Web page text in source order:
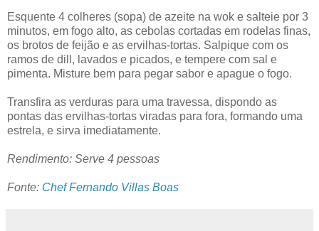
Esquente 4 colheres (sopa) de azeite na wok e salteie por 3
minutos, em fogo alto, as cebolas cortadas em rodelas finas,
os brotos de feijão e as ervilhas-tortas. Salpique com os
ramos de dill, lavados e picados, e tempere com sal e
pimenta. Misture bem para pegar sabor e apague o fogo.
Transfira as verduras para uma travessa, dispondo as
pontas das ervilhas-tortas viradas para fora, formando uma
estrela, e sirva imediatamente.
Rendimento: Serve 4 pessoas
Fonte: Chef Fernando Villas Boas